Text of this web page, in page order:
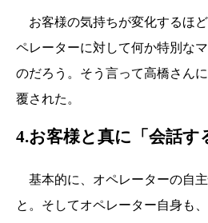
お客様の気持ちが変化するほ
ペレーターに対して何か特別な
のだろう。そう言って高橋さん
覆された。
4.お客様と真に「会話す
基本的に、オペレーターの自
と。そしてオペレーター自身も